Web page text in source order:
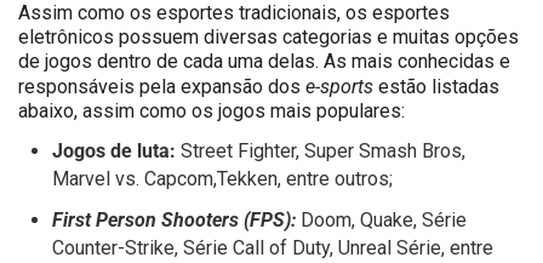
Assim como os esportes tradicionais, os esportes
eletrônicos possuem diversas categorias e muitas opções
de jogos dentro de cada uma delas. As mais conhecidas e
responsáveis pela expansão dos e-sports estão listadas
abaixo, assim como os jogos mais populares:
Jogos de luta: Street Fighter, Super Smash Bros,
Marvel vs. Capcom,Tekken, entre outros;
First Person Shooters (FPS): Doom, Quake, Série
Counter-Strike, Série Call of Duty, Unreal Série, entre